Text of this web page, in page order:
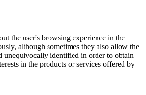
the user's browsing experience in the
although sometimes they also allow the
unequivocally identified in order to obtain
in the products or services offered by